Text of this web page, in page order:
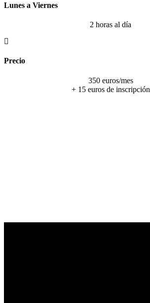
Lunes a Viernes
2 horas al día
Precio
350 euros/mes
+ 15 euros de inscripción